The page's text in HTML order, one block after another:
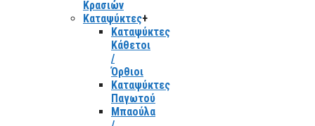
Κρασιών
Καταψύκτες+
Καταψύκτες
Κάθετοι
/
Όρθιοι
Καταψύκτες
Παγωτού
Μπαούλα